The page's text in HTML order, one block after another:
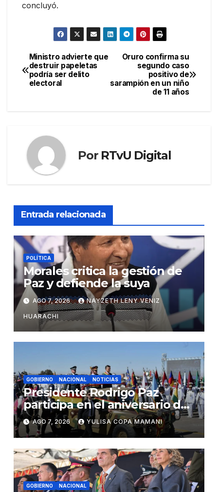
concluyó.
Navegación
de
Oruro confirma su
segundo caso
positivo de
sarampión en un niño
de 11 años
Ministro advierte que
destruir papeletas
podría ser delito
electoral
Por RTvU Digital
Entrada relacionada
POLÍTICA
Morales critica la gestión de
Paz y defiende la suya
AGO 7, 2026 NAYZETH LENY VENIZ
HUARACHI
GOBIERNO NACIONAL NOTICIAS
Presidente Rodrigo Paz
participa en el aniversario de
las Fuerzas Armadas
AGO 7, 2026 YULISA COPA MAMANI
GOBIERNO NACIONAL